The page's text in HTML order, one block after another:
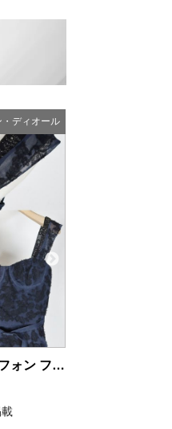
ディオール